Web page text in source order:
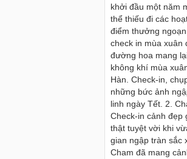
khởi đầu một năm
thể thiếu đi các
điểm thưởng
check in mùa xuân
đường hoa mang
không khí mùa
Hàn. Check-in,
những bức ảnh
linh ngày Tết. 2.
Check-in cảnh đẹp
thật tuyệt vời khi
gian ngập tràn sắc
Cham đã mang